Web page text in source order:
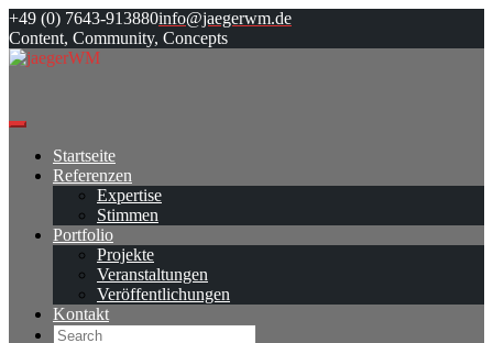
Skip
to
content
+49 (0) 7643-913880info@jaegerwm.de
Content, Community, Concepts
Startseite
Referenzen
Expertise
Stimmen
Portfolio
Projekte
Veranstaltungen
Veröffentlichungen
Kontakt
Search